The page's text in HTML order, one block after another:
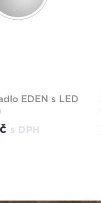
EDEN s LED
s DPH